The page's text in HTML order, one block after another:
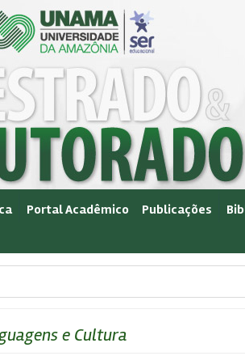
Portal Acadêmico Publicações
e Cultura